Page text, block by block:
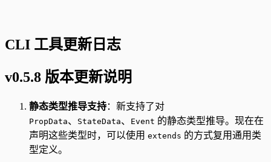
CLI 工具更新日志
v0.5.8 版本更新说明
静态类型推导支持：新支持了对
PropData、 StateData、 Event 的静态类型推导。现在在
声明这些类型时，可以使用 extends 的方式复用通用类
型定义。